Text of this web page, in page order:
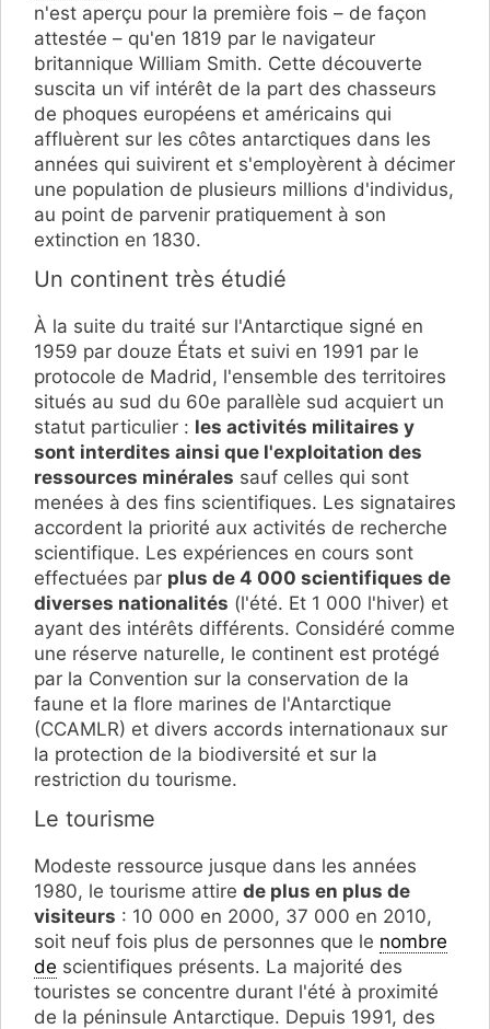
n'est aperçu pour la première fois – de façon
attestée – qu'en 1819 par le navigateur
britannique William Smith. Cette découverte
suscita un vif intérêt de la part des chasseurs
de phoques européens et américains qui
affluèrent sur les côtes antarctiques dans les
années qui suivirent et s'employèrent à décimer
une population de plusieurs millions d'individus,
au point de parvenir pratiquement à son
extinction en 1830.
Un continent très étudié
À la suite du traité sur l'Antarctique signé en
1959 par douze États et suivi en 1991 par le
protocole de Madrid, l'ensemble des territoires
situés au sud du 60e parallèle sud acquiert un
statut particulier : les activités militaires y
sont interdites ainsi que l'exploitation des
ressources minérales sauf celles qui sont
menées à des fins scientifiques. Les signataires
accordent la priorité aux activités de recherche
scientifique. Les expériences en cours sont
effectuées par plus de 4 000 scientifiques de
diverses nationalités (l'été. Et 1 000 l'hiver) et
ayant des intérêts différents. Considéré comme
une réserve naturelle, le continent est protégé
par la Convention sur la conservation de la
faune et la flore marines de l'Antarctique
(CCAMLR) et divers accords internationaux sur
la protection de la biodiversité et sur la
restriction du tourisme.
Le tourisme
Modeste ressource jusque dans les années
1980, le tourisme attire de plus en plus de
visiteurs : 10 000 en 2000, 37 000 en 2010,
soit neuf fois plus de personnes que le nombre
de scientifiques présents. La majorité des
touristes se concentre durant l'été à proximité
de la péninsule Antarctique. Depuis 1991, des